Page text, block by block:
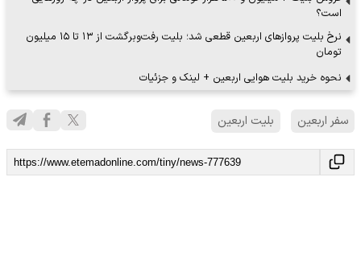
است؟
نرخ بلیت پروازهای اربعین قطعی شد؛ بلیت رفت‌وبرگشت از ۱۳ تا ۱۵ میلیون
تومان
نحوه خرید بلیت هوایی اربعین + لینک و جزئیات
سفر اربعین بلیت اربعین